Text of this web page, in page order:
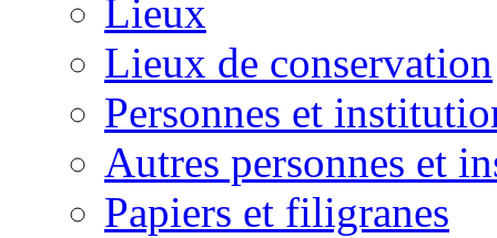
Lieux
Lieux de conservation
Personnes et
Autres personnes et
Papiers et filigranes